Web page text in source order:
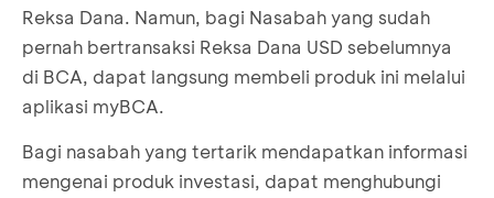
Reksa Dana. Namun, bagi Nasabah yang sudah
pernah bertransaksi Reksa Dana USD sebelumnya
di BCA, dapat langsung membeli produk ini melalui
aplikasi myBCA.
Bagi nasabah yang tertarik mendapatkan informasi
mengenai produk investasi, dapat menghubungi